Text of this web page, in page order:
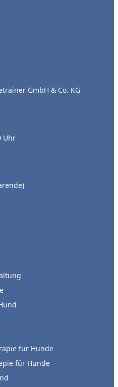
GmbH & Co. KG
Uhr
für Hunde
für Hunde